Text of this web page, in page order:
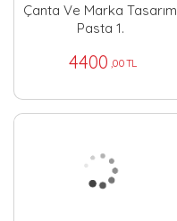
Çanta Ve Marka Tasarım
Pasta 1.
4400 ,00 TL